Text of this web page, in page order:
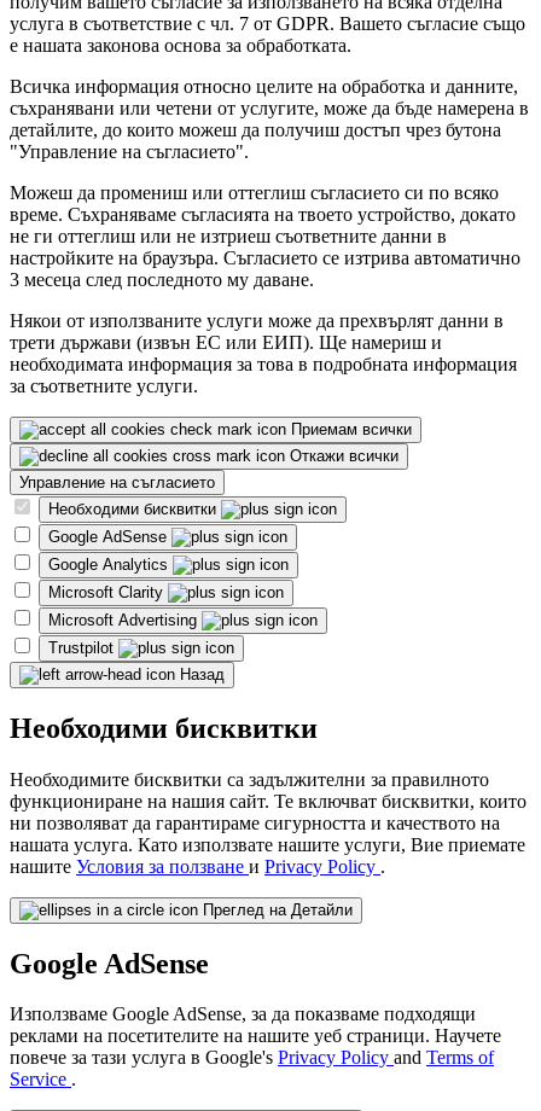
услуга в съответствие с чл. 7 от GDPR. Вашето съгласие също
е нашата законова основа за обработката.
Всичка информация относно целите на обработка и данните,
съхранявани или четени от услугите, може да бъде намерена в
детайлите, до които можеш да получиш достъп чрез бутона
"Управление на съгласието".
Можеш да промениш или оттеглиш съгласието си по всяко
време. Съхраняваме съгласията на твоето устройство, докато
не ги оттеглиш или не изтриеш съответните данни в
настройките на браузъра. Съгласието се изтрива автоматично
3 месеца след последното му даване.
Някои от използваните услуги може да прехвърлят данни в
трети държави (извън ЕС или ЕИП). Ще намериш и
необходимата информация за това в подробната информация
за съответните услуги.
Приемам всички
Откажи всички
Управление на съгласието
Необходими бисквитки
Google AdSense
Google Analytics
Microsoft Clarity
Microsoft Advertising
Trustpilot
Назад
Необходими бисквитки
Необходимите бисквитки са задължителни за правилното
функциониране на нашия сайт. Те включват бисквитки, които
ни позволяват да гарантираме сигурността и качеството на
нашата услуга. Като използвате нашите услуги, Вие приемате
нашите Условия за ползване и Privacy Policy .
Преглед на Детайли
Google AdSense
Използваме Google AdSense, за да показваме подходящи
реклами на посетителите на нашите уеб страници. Научете
повече за тази услуга в Google's Privacy Policy and Terms of
Service .